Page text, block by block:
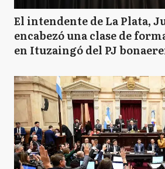
El intendente de La Plata,
encabezó una clase de
en Ituzaingó del PJ